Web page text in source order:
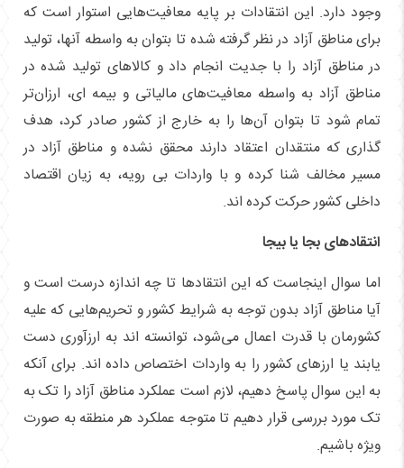
وجود دارد. این انتقادات بر پایه معافیت‌هایی استوار است که
برای مناطق آزاد در نظر گرفته شده تا بتوان به واسطه آنها، تولید
در مناطق آزاد را با جدیت انجام داد و کالا‌های تولید شده در
مناطق آزاد به واسطه معافیت‌های مالیاتی و بیمه ای، ارزان‌تر
تمام شود تا بتوان آن‌ها را به خارج از کشور صادر کرد، هدف
گذاری که منتقدان اعتقاد دارند محقق نشده و مناطق آزاد در
مسیر مخالف شنا کرده و با واردات بی رویه، به زیان اقتصاد
داخلی کشور حرکت کرده اند.
انتقاد‌های بجا یا بیجا
اما سوال اینجاست که این انتقاد‌ها تا چه اندازه درست است و
آیا مناطق آزاد بدون توجه به شرایط کشور و تحریم‌هایی که علیه
کشورمان با قدرت اعمال می‌شود، توانسته اند به ارزآوری دست
یابند یا ارز‌های کشور را به واردات اختصاص داده اند. برای آنکه
به این سوال پاسخ دهیم، لازم است عملکرد مناطق آزاد را تک به
تک مورد بررسی قرار دهیم تا متوجه عملکرد هر منطقه به صورت
ویژه باشیم.